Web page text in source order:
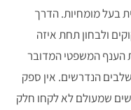
בעל מומחיות. הדרך
ולבחון תחת איזה
הענף המשפטי המדובר
הנדרשים. אין ספק
שמעולם לא לקחו חלק